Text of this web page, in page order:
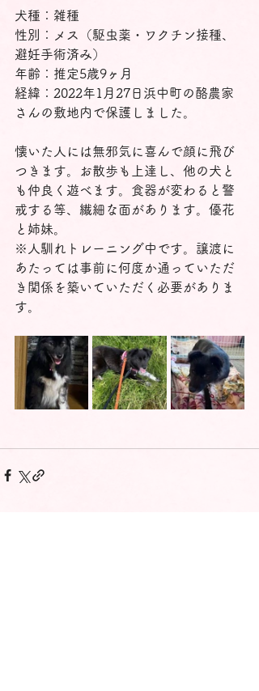
犬種：雑種
性別：メス（駆虫薬・ワクチン接種、
避妊手術済み）
年齢：推定5歳9ヶ月
経緯：2022年1月27日浜中町の酪農家
さんの敷地内で保護しました。
懐いた人には無邪気に喜んで顔に飛び
つきます。お散歩も上達し、他の犬と
も仲良く遊べます。食器が変わると警
戒する等、繊細な面があります。優花
と姉妹。
※人馴れトレーニング中です。譲渡に
あたっては事前に何度か通っていただ
き関係を築いていただく必要がありま
す。